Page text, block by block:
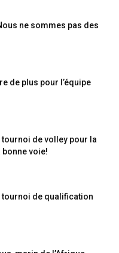
ne sommes pas des
de plus pour l’équipe
tournoi de volley pour la
voie!
tournoi de qualification